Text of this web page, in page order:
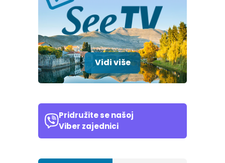
Vidi više
Pridružite se našoj
Viber zajednici